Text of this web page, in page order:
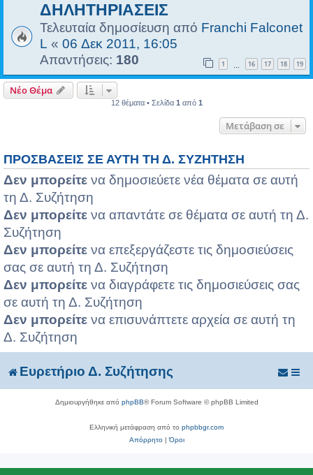
ΔΗΛΗΤΗΡΙΑΣΕΙΣ
Τελευταία δημοσίευση από Franchi Falconet
L « 06 Δεκ 2011, 16:05
Απαντήσεις: 180 1 16 17 18 19
Νέο Θέμα
12 θέματα • Σελίδα 1 από 1
Μετάβαση σε
ΠΡΟΣΒΆΣΕΙΣ ΣΕ ΑΥΤΉ ΤΗ Δ. ΣΥΖΉΤΗΣΗ
Δεν μπορείτε να δημοσιεύετε νέα θέματα σε αυτή
τη Δ. Συζήτηση
Δεν μπορείτε να απαντάτε σε θέματα σε αυτή τη Δ.
Συζήτηση
Δεν μπορείτε να επεξεργάζεστε τις δημοσιεύσεις
σας σε αυτή τη Δ. Συζήτηση
Δεν μπορείτε να διαγράφετε τις δημοσιεύσεις σας
σε αυτή τη Δ. Συζήτηση
Δεν μπορείτε να επισυνάπτετε αρχεία σε αυτή τη
Δ. Συζήτηση
Ευρετήριο Δ. Συζήτησης
Δημιουργήθηκε από phpBB® Forum Software © phpBB Limited
Ελληνική μετάφραση από το phpbbgr.com
Απόρρητο|Όροι